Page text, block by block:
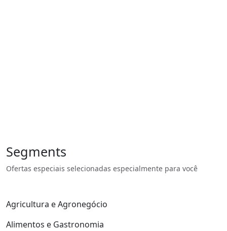
Segments
Ofertas especiais selecionadas especialmente para você
Agricultura e Agronegócio
Alimentos e Gastronomia